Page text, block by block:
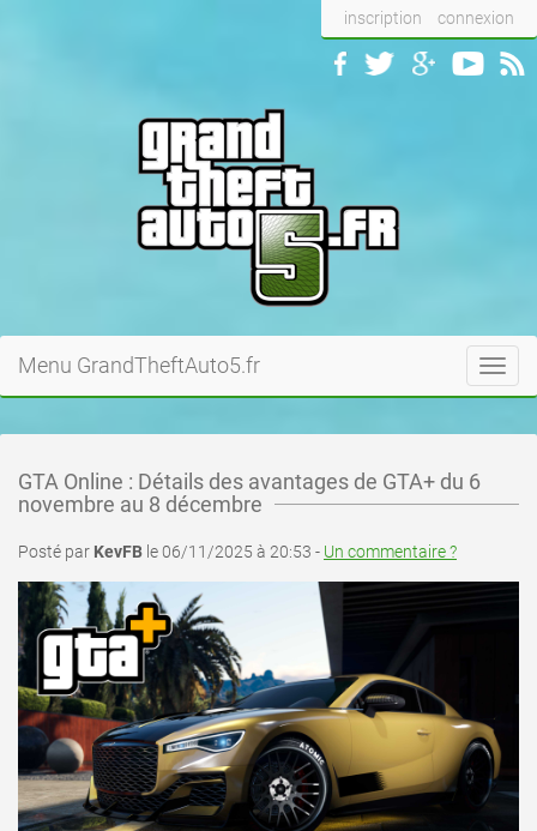
inscription connexion
Menu GrandTheftAuto5.fr
GTA Online : Détails des avantages de GTA+ du 6
novembre au 8 décembre
Posté par KevFB le 06/11/2025 à 20:53 - Un commentaire ?